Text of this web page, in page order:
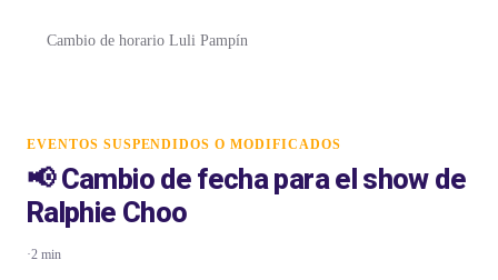
Cambio de horario Luli Pampín
EVENTOS SUSPENDIDOS O MODIFICADOS
📢 Cambio de fecha para el show de
Ralphie Choo
·2 min